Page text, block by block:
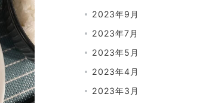
2023年9月
2023年7月
2023年5月
2023年4月
2023年3月